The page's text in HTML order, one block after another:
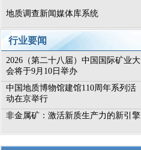
地质调查新闻媒体库系统
行业要闻
2026（第二十八届）中国国际矿业大
会将于9月10日举办
中国地质博物馆建馆110周年系列活
动在京举行
非金属矿：激活新质生产力的新引擎